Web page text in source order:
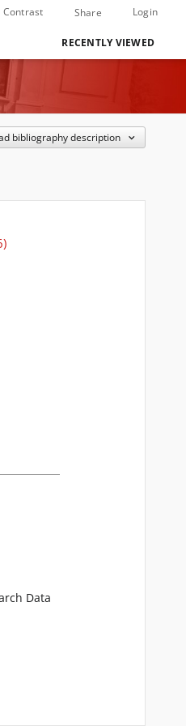
Contrast Share Login
RECENTLY VIEWED
bibliography description
Data